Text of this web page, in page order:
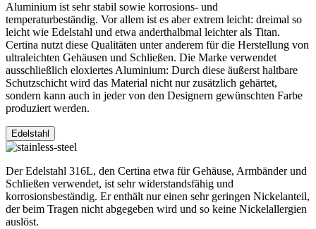
Aluminium ist sehr stabil sowie korrosions- und
temperaturbeständig. Vor allem ist es aber extrem leicht: dreimal so
leicht wie Edelstahl und etwa anderthalbmal leichter als Titan.
Certina nutzt diese Qualitäten unter anderem für die Herstellung von
ultraleichten Gehäusen und Schließen. Die Marke verwendet
ausschließlich eloxiertes Aluminium: Durch diese äußerst haltbare
Schutzschicht wird das Material nicht nur zusätzlich gehärtet,
sondern kann auch in jeder von den Designern gewünschten Farbe
produziert werden.
Edelstahl
Der Edelstahl 316L, den Certina etwa für Gehäuse, Armbänder und
Schließen verwendet, ist sehr widerstandsfähig und
korrosionsbeständig. Er enthält nur einen sehr geringen Nickelanteil,
der beim Tragen nicht abgegeben wird und so keine Nickelallergien
auslöst.